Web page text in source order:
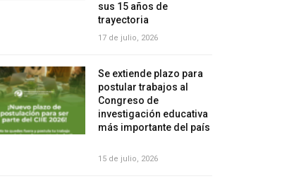
sus 15 años de
trayectoria
17 de julio, 2026
Se extiende plazo para
postular trabajos al
Congreso de
investigación educativa
más importante del país
15 de julio, 2026